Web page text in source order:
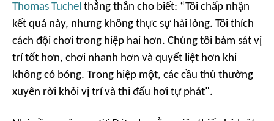
Thomas Tuchel thẳng thắn cho biết: “Tôi chấp nhận
kết quả này, nhưng không thực sự hài lòng. Tôi thích
cách đội chơi trong hiệp hai hơn. Chúng tôi bám sát vị
trí tốt hơn, chơi nhanh hơn và quyết liệt hơn khi
không có bóng. Trong hiệp một, các cầu thủ thường
xuyên rời khỏi vị trí và thi đấu hơi tự phát".